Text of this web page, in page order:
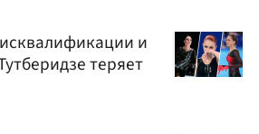
и
теряет